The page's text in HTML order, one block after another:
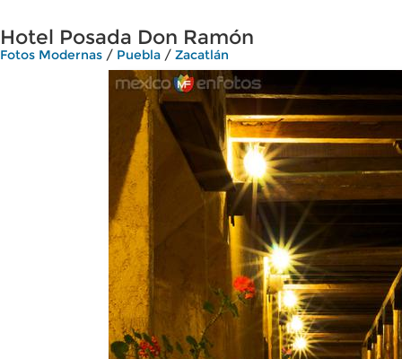
Hotel Posada Don Ramón
Fotos Modernas / Puebla / Zacatlán